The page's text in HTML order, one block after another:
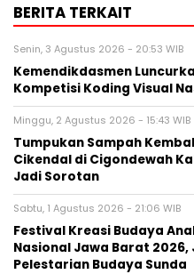
BERITA TERKAIT
Senin, 3 Agustus 2026 - 20:53 WIB
Kemendikdasmen
Kompetisi Koding Visual
Minggu, 2 Agustus 2026 - 15:43 WIB
Tumpukan Sampah
Cikendal di Cigondewah
Jadi Sorotan
Sabtu, 1 Agustus 2026 - 21:06 WIB
Festival Kreasi Budaya
Nasional Jawa Barat 2026,
Pelestarian Budaya Sunda